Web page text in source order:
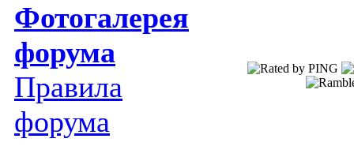
Фотогалерея
форума
Правила
форума